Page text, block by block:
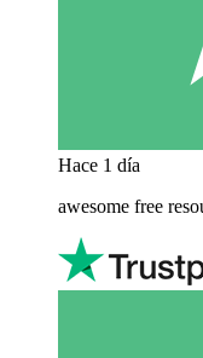
Hace 1 día
awesome free